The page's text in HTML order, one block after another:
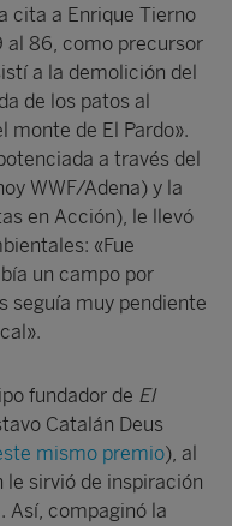
cita a Enrique Tierno
al 86, como precursor
a la demolición del
de los patos al
monte de El Pardo».
a través del
WWF/Adena) y la
en Acción), le llevó
«Fue
un campo por
seguía muy pendiente
fundador de El
Catalán Deus
mismo premio), al
le sirvió de inspiración
Así, compaginó la